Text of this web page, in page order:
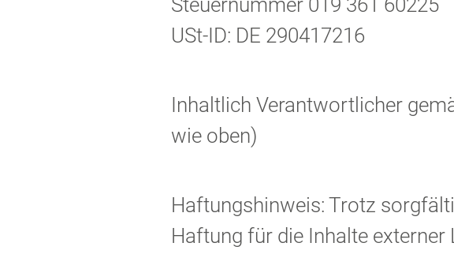
Steuernummer 019 361 60225
USt-ID: DE 290417216
Inhaltlich Verantwortlicher
wie oben)
Haftungshinweis: Trotz
Haftung für die Inhalte externer